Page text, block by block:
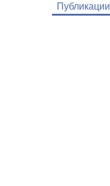
Публикации